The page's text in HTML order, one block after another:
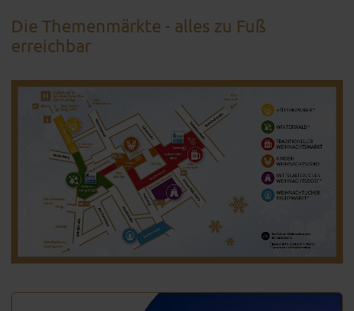
Die Themenmärkte - alles zu Fuß
erreichbar